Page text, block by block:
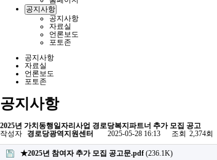
공지사항
공지사항
자료실
언론보도
포토존
공지사항
자료실
언론보도
포토존
공지사항
2025년 가치동행일자리사업 경로당복지파트너 추가 모집 공고
작성자
경로당광역지원센터 2025-05-28 16:13 조회 2,374회
★2025년 참여자 추가 모집 공고문.pdf(236.1K)